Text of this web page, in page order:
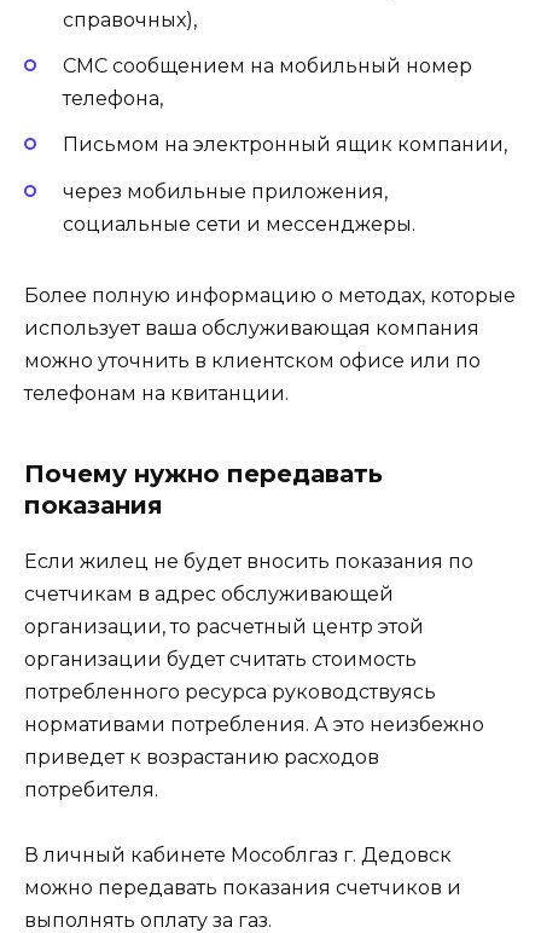
справочных),
СМС сообщением на мобильный номер
телефона,
Письмом на электронный ящик компании,
через мобильные приложения,
социальные сети и мессенджеры.
Более полную информацию о методах, которые
использует ваша обслуживающая компания
можно уточнить в клиентском офисе или по
телефонам на квитанции.
Почему нужно передавать
показания
Если жилец не будет вносить показания по
счетчикам в адрес обслуживающей
организации, то расчетный центр этой
организации будет считать стоимость
потребленного ресурса руководствуясь
нормативами потребления. А это неизбежно
приведет к возрастанию расходов
потребителя.
В личный кабинете Мособлгаз г. Дедовск
можно передавать показания счетчиков и
выполнять оплату за газ.